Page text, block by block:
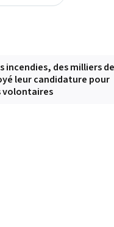
incendies, des milliers de
leur candidature pour
volontaires